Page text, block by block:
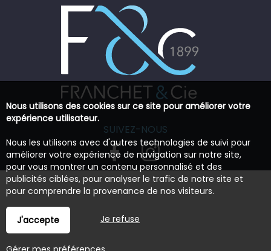
SUIVEZ-NOUS
Nous utilisons des cookies sur ce site pour améliorer votre
expérience utilisateur.
Nous les utilisons avec d'autres technologies de suivi pour
améliorer votre expérience de navigation sur notre site,
pour vous montrer un contenu personnalisé et des
publicités ciblées, pour analyser le trafic de notre site et
pour comprendre la provenance de nos visiteurs.
J'accepte Je refuse